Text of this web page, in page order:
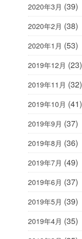
2020年3月 (39)
2020年2月 (38)
2020年1月 (53)
2019年12月 (23)
2019年11月 (32)
2019年10月 (41)
2019年9月 (37)
2019年8月 (36)
2019年7月 (49)
2019年6月 (37)
2019年5月 (39)
2019年4月 (35)